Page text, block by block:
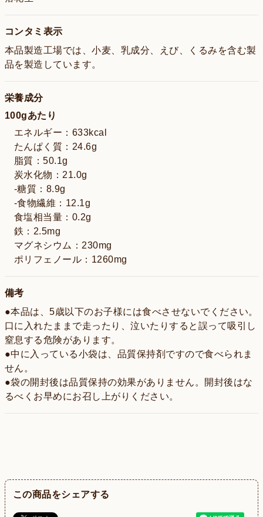
コンタミ表示
本品製造工場では、小麦、乳成分、えび、くるみを含む製
品を製造しています。
栄養成分
100gあたり
エネルギー：633kcal
たんぱく質：24.6g
脂質：50.1g
炭水化物：21.0g
-糖質：8.9g
-食物繊維：12.1g
食塩相当量：0.2g
鉄：2.5mg
マグネシウム：230mg
ポリフェノール：1260mg
備考
●本品は、5歳以下のお子様には食べさせないでください。
口に入れたままで走ったり、泣いたりすると誤って吸引し
窒息する危険があります。
●中に入っている小袋は、品質保持剤ですので食べられま
せん。
●袋の開封後は品質保持の効果がありません。開封後はな
るべくお早めにお召し上がりください。
この商品をシェアする